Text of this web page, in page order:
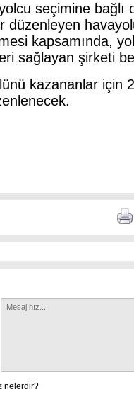
seçimine bağlı
düzenleyen
kapsamında,
sağlayan şirketi
kazananlar için
nelerdir?